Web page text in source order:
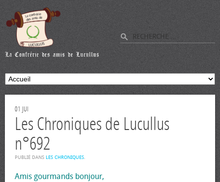
01 JUI
Les Chroniques de Lucullus
n°692
PUBLIÉ DANS LES CHRONIQUES.
Amis gourmands bonjour,